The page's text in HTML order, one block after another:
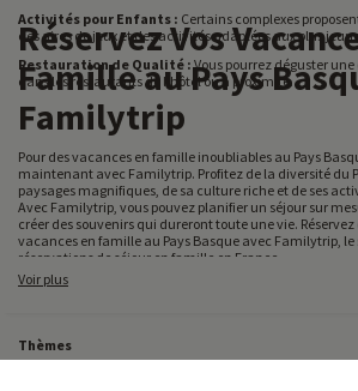
Activités pour Enfants : Certains complexes
des aires de jeux et des activités adaptées aux plus
Restauration de Qualité :Vous pourrez déguster
dans les restaurants de l'hôtel ou à proximité.
Réservez Vos
Famille au Pays
Familytrip
Pour des vacances en famille inoubliables au Pays
maintenant avec Familytrip. Profitez de la diversité du
paysages magnifiques, de sa culture riche et de ses
Avec Familytrip, vous pouvez planifier un séjour sur
créer des souvenirs qui dureront toute une vie.
vacances en famille au Pays Basque avec Familytrip, le
réservations de séjour en famille en France.
Voir plus
Thèmes